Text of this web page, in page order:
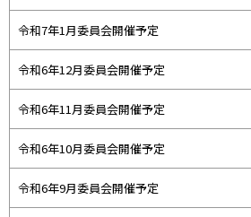
令和7年1月委員会開催予定
令和6年12月委員会開催予定
令和6年11月委員会開催予定
令和6年10月委員会開催予定
令和6年9月委員会開催予定